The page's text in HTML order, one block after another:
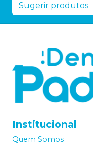
Sugerir produtos
Institucional
Quem Somos